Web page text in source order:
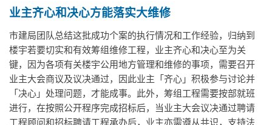
业主齐心和决心方能落实大维修
市建局团队总结这批成功个案的执行情况和工作经验，归纳到
楼宇若要切实和有效筹组维修工程，业主齐心和决心至为关
键，因为各项有关楼宇公用地方管理和维修的事项，需要召开
业主大会商议及议决通过，因此业主「齐心」积极参与讨论并
「决心」处理问题，才能成事。此外，筹组工程需要按部就班
进行，在按照公开程序完成招标后，当业主大会议决通过聘请
工程顾问和招标聘请工程承办后，业主亦需遵从共识，支持法